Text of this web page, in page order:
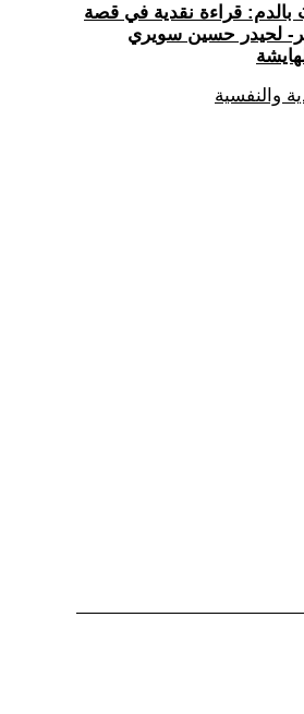
بالدم: قراءة نقدية في قصة
لحيدر حسين سويري
والنفسية